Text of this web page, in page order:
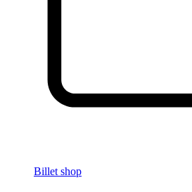
Billet shop